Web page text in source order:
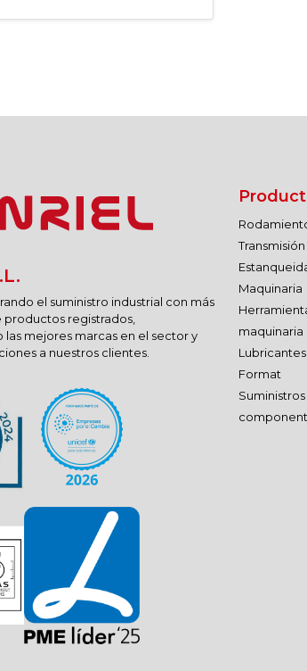
el suministro industrial con más
productos registrados,
mejores marcas en el sector y
a nuestros clientes.
Maquinaria
maquinaria
Lubricantes
Format